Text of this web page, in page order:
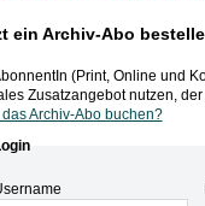
ein Archiv-Abo
(Print, Online und
Zusatzangebot nutzen,
das Archiv-Abo buchen?